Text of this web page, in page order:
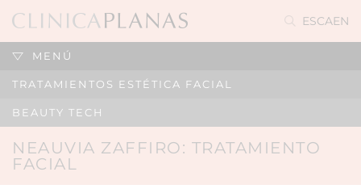
ESCAEN
MENÚ
TRATAMIENTOS ESTÉTICA FACIAL
BEAUTY TECH
NEAUVIA ZAFFIRO: TRATAMIENTO
FACIAL